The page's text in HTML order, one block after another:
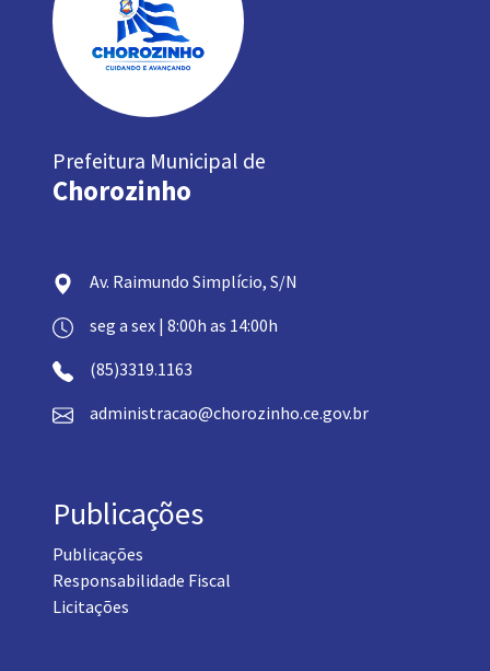
Prefeitura Municipal de
Chorozinho
Av. Raimundo Simplício, S/N
seg a sex | 8:00h as 14:00h
(85)3319.1163
administracao@chorozinho.ce.gov.br
Publicações
Publicações
Responsabilidade Fiscal
Licitações